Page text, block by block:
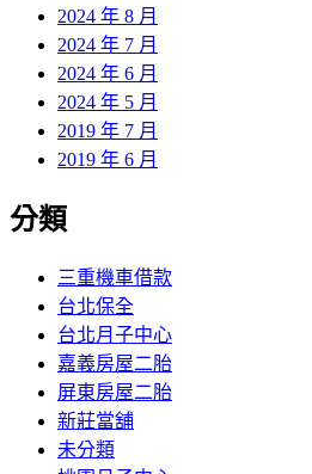
2024 年 8 月
2024 年 7 月
2024 年 6 月
2024 年 5 月
2019 年 7 月
2019 年 6 月
分類
三重機車借款
台北保全
台北月子中心
嘉義房屋二胎
屏東房屋二胎
新莊當舖
未分類